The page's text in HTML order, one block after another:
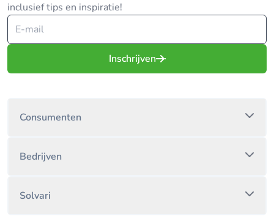
inclusief tips en inspiratie!
Inschrijven
Consumenten
Bedrijven
Solvari